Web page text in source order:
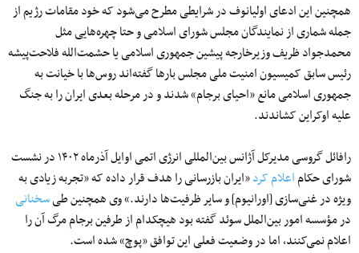
همچنین این ادعای اولیانوف در شرایطی مطرح می‌شود که خود مقامات رژیم از
جمله شماری از نمایندگان مجلس شورای اسلامی و حتا چهره‌هایی مثل
محمدجواد ظریف وزیرخارجه پیشین جمهوری اسلامی یا حشمت‌الله فلاحت‌پیشه
رئیس سابق کمیسیون امنیت ملی مجلس بارها گفته‌اند روس‌ها با خیانت به
جمهوری اسلامی مانع «احیای برجام» شدند و در مرحله بعدی ایران را به جنگ
علیه اوکراین کشاندند.
رافائل گروسی مدیرکل آژانس بین‌المللی انرژی اتمی اوایل آذرماه ۱۴۰۲ در نشست
شورای حکاماعلام کرد«ایران بازرسانی را هدف قرار داده که «تجربه زیادی به
ویژه در غنی‌سازی [اورانیوم] و سایر ظرفیت‌ها دارند.» وی همچنین طیسخنانی
در مؤسسه امور بین‌الملل سوئد گفته بود هیچکدام از طرفین برجام مرگ آن را
اعلام نمی‌کنند، اما در وضعیت فعلی این توافق «پوچ» شده است.